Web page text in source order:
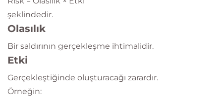
şeklindedir.
Olasılık
Bir saldırının gerçekleşme ihtimalidir.
Etki
Gerçekleştiğinde oluşturacağı zarardır.
Örneğin: